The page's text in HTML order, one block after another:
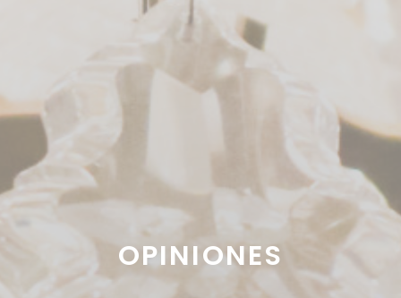
OPINIONES